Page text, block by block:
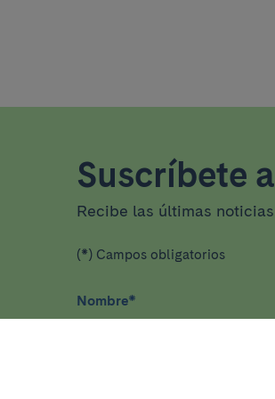
Suscríbete
Recibe las últimas
(*) Campos obligatorios
Nombre*